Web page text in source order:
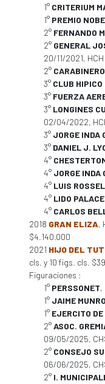
1° CRITERIUM
1° PREMIO
2° FERNANDO
2° GENERAL
20/11/2021, HCH
2°
3° CLUB HIPICO
3° FUERZA
3° LONGINES
02/04/2022,
3° JORGE INDA
3° DANIEL J.
4°
4° JORGE INDA
4° LUIS
4° LIDO PALACE
4° CARLOS
2018 GRAN ELIZA,
$4.140.000
2021 HIJO DEL
cls. y 10 figs. cls.
Figuraciones :
1° PERSSONET,
1° JAIME
1° EJERCITO
2°ASOC.
09/05/2025,
2° CONSEJO
06/06/2025,
2° I.